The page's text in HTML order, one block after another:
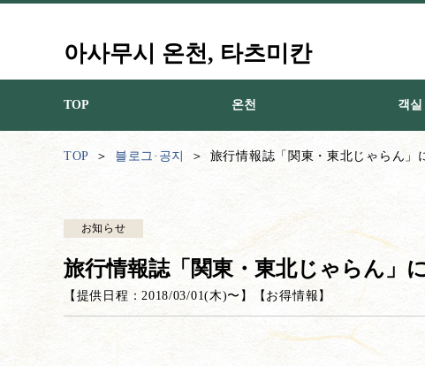
아사무시 온천, 타츠미칸
TOP 온천 객실
TOP 블로그·공지 旅行情報誌「関東・東北じゃらん」
お知らせ
旅行情報誌「関東・東北じゃらん」
【提供日程：2018/03/01(木)〜】 【 お得情報 】